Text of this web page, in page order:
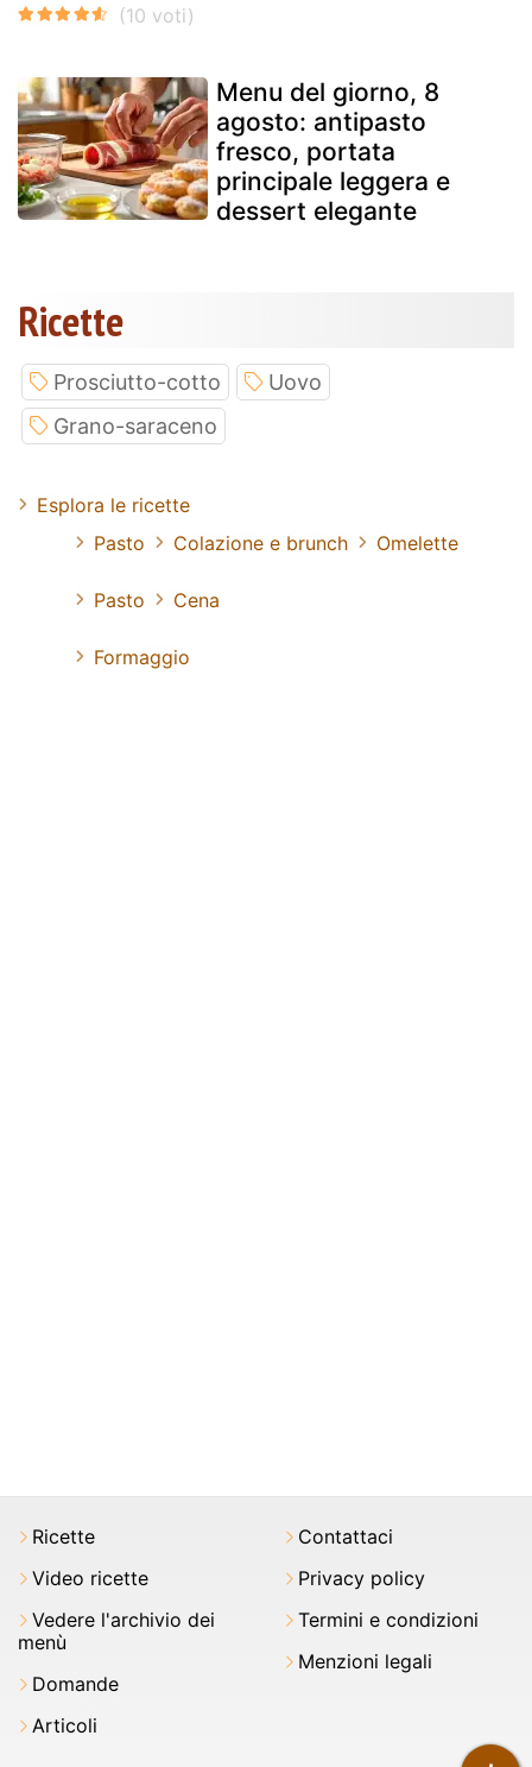
Menu del giorno, 8
agosto: antipasto
fresco, portata
principale leggera e
dessert elegante
Ricette
Prosciutto-cotto
Uovo
Grano-saraceno
Esplora le ricette
Pasto
Colazione e brunch Omelette
Pasto Cena
Formaggio
Ricette
Video ricette
Vedere l'archivio dei
menù
Domande
Articoli
Contattaci
Privacy policy
Termini e condizioni
Menzioni legali